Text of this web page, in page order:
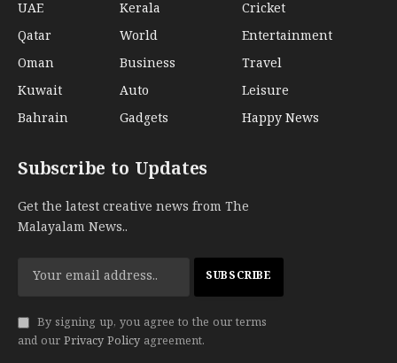
UAE
Qatar
Oman
Kuwait
Bahrain
Kerala
World
Business
Auto
Gadgets
Cricket
Entertainment
Travel
Leisure
Happy News
Subscribe to Updates
Get the latest creative news from The
Malayalam News..
By signing up, you agree to the our terms
and our Privacy Policy agreement.